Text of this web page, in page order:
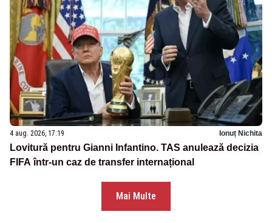
4 aug. 2026, 17:19 Ionuț Nichita
Lovitură pentru Gianni Infantino. TAS anulează decizia
FIFA într-un caz de transfer internațional
Mai Multe